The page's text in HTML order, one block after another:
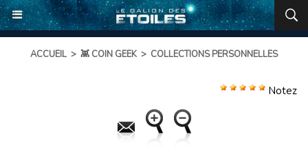
ACCUEIL > 👾 COIN GEEK > COLLECTIONS PERSONNELLES
Notez